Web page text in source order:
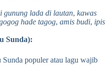
gunung lada di lautan, kawas
hade tagog, amis budi, ipis
Sunda):
Sunda populer atau lagu wajib